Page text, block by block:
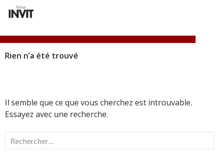
Atelier INVIT
ALLER
Rien n’a été trouvé
Il semble que ce que vous cherchez est introuvable.
Essayez avec une recherche.
Rechercher :